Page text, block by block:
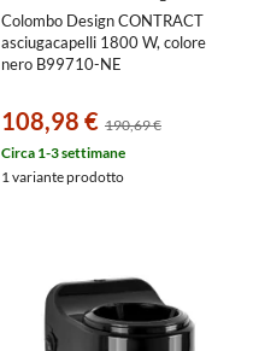
Colombo Design CONTRACT
asciugacapelli 1800 W, colore
nero B99710-NE
108,98 € 190,69 €
Circa 1-3 settimane
1 variante prodotto